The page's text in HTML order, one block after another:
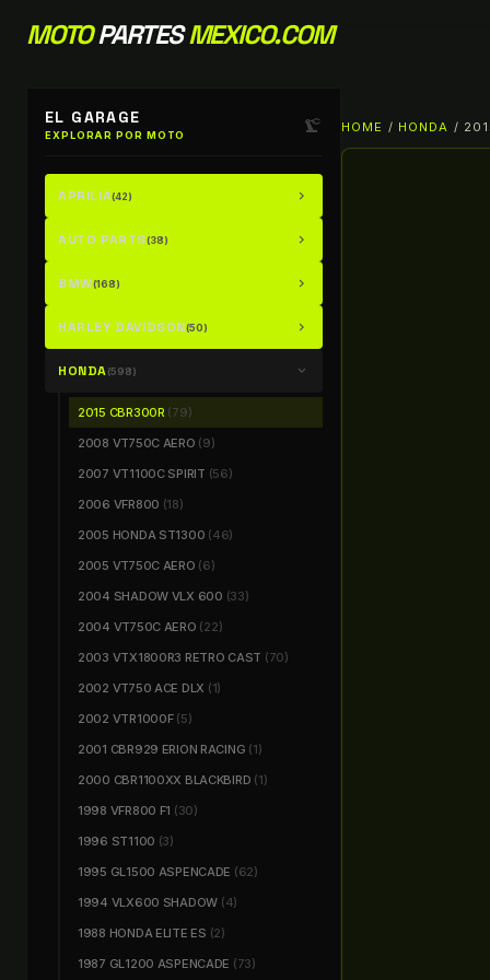
MOTOPARTESMEXICO.COM
EL GARAGE
EXPLORAR POR MOTO precision_manufacturing
APRILIA(42) chevron_right
AUTO PARTS(38) chevron_right
BMW(168) chevron_right
HARLEY DAVIDSON(50) chevron_right
HONDA(598) chevron_right
2015 CBR300R (79)
2008 VT750C AERO (9)
2007 VT1100C SPIRIT (56)
2006 VFR800 (18)
2005 HONDA ST1300 (46)
2005 VT750C AERO (6)
2004 SHADOW VLX 600 (33)
2004 VT750C AERO (22)
2003 VTX1800R3 RETRO CAST (70)
2002 VT750 ACE DLX (1)
2002 VTR1000F (5)
2001 CBR929 ERION RACING (1)
2000 CBR1100XX BLACKBIRD (1)
1998 VFR800 F1 (30)
1996 ST1100 (3)
1995 GL1500 ASPENCADE (62)
1994 VLX600 SHADOW (4)
1988 HONDA ELITE ES (2)
1987 GL1200 ASPENCADE (73)
HOME / HONDA /